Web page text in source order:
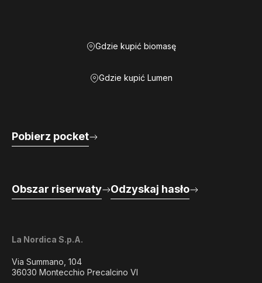
Gdzie kupić biomasę
Gdzie kupić Lumen
La Nordica S.p.A.
Via Summano, 104
36030 Montecchio Precalcino VI
Pobierz pocket
Obszar riserwaty Odzyskaj hasło